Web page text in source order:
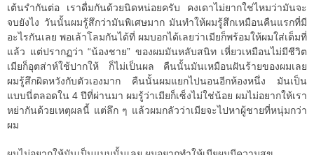
เต้นรำกันต่อ เราดื่มกันด้วยนิดหน่อยครับ คงเดาไม่ยากใช่ไหมว่ามันจะ
จบยังไง วันนั้นผมรู้สึกว่ามันพิเศษมาก มันทำให้ผมรู้สึกเหมือนคืนแรกที่มี
อะไรกันเลย พอเล้าโลมกันได้ที่ ผมบอกได้เลยว่าเมียก็พร้อมให้ผมใส่เต็มที่
แล้ว แต่ปรากฏว่า “น้องชาย” ของผมมันหลับสนิท เหี่ยวเหมือนไม่มีชีวิต
เมียก็อุตส่าห์ใช้ปากให้ ก็ไม่เป็นผล คืนนั้นมันเหมือนฝันร้ายของผมเลย
ผมรู้สึกผิดหวังกับตัวเองมาก คืนนั้นผมแยกไปนอนอีกห้องหนึ่ง มันเป็น
แบบนี่ตลอดใน 4 ปีที่ผ่านมา ผมรู้ว่าเมียก็เซ็งไม่ใช่น้อย ผมไม่อยากให้เรา
หย่ากันด้วยเหตุผลนี้ แต่ลึก ๆ แล้วผมกลัวว่าเมียจะไปหาผู้ชายที่หนุ่มกว่า
ผม